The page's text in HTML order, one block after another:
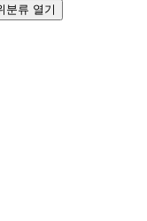
분류 열기